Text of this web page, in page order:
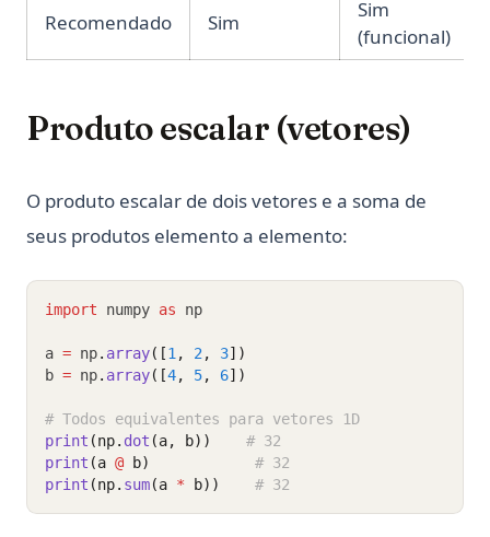
Recomendado Sim
Sim
(funcional)
Produto escalar (vetores)
O produto escalar de dois vetores e a soma de
seus produtos elemento a elemento:
import numpy as np
a = np. array([1 , 2 , 3])
b = np. array([4, 5, 6])
# Todos equivalentes para vetores 1D
print (np. dot (a, b))
# 32
print (a @ b)
# 32
print (np. sum(a * b)) # 32